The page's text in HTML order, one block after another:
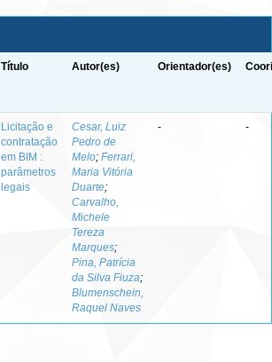
Título Autor(es) Orientador(es)
Licitação e
contratação
em BIM :
parâmetros
legais
Cesar, Luiz
Pedro de
Melo; Ferrari,
Maria Vitória
Duarte;
Carvalho,
Michele
Tereza
Marques;
Pina, Patrícia
da Silva Fiuza;
Blumenschein,
Raquel Naves
- -